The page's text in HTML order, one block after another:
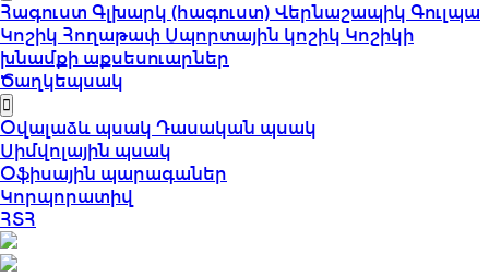
Հագուստ Գլխարկ (հագուստ) Վերնաշապիկ Գուլպա
Կոշիկ Հողաթափ Սպորտային կոշիկ Կոշիկի
խնամքի աքսեսուարներ
Ծաղկեպսակ
Օվալաձև պսակ Դասական պսակ
Սիմվոլային պսակ
Օֆիսային պարագաներ
Կորպորատիվ
ՀՏՀ